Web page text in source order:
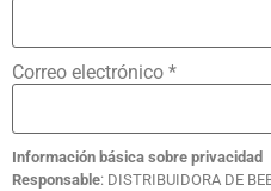
Correo electrónico *
Información básica sobre privacidad
Responsable: DISTRIBUIDORA DE